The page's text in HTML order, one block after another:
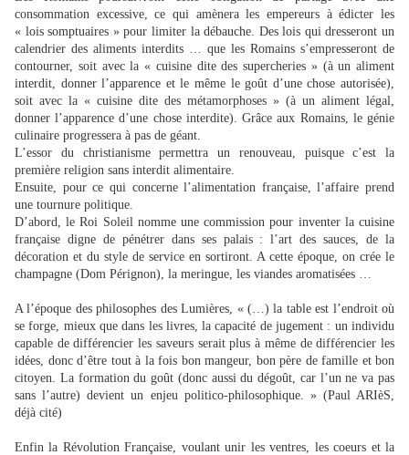
consommation excessive, ce qui amènera les empereurs à édicter les
« lois somptuaires » pour limiter la débauche. Des lois qui dresseront un
calendrier des aliments interdits … que les Romains s’empresseront de
contourner, soit avec la « cuisine dite des supercheries » (à un aliment
interdit, donner l’apparence et le même le goût d’une chose autorisée),
soit avec la « cuisine dite des métamorphoses » (à un aliment légal,
donner l’apparence d’une chose interdite). Grâce aux Romains, le génie
culinaire progressera à pas de géant.
L’essor du christianisme permettra un renouveau, puisque c’est la
première religion sans interdit alimentaire.
Ensuite, pour ce qui concerne l’alimentation française, l’affaire prend
une tournure politique.
D’abord, le Roi Soleil nomme une commission pour inventer la cuisine
française digne de pénétrer dans ses palais : l’art des sauces, de la
décoration et du style de service en sortiront. A cette époque, on crée le
champagne (Dom Pérignon), la meringue, les viandes aromatisées …
A l’époque des philosophes des Lumières, « (…) la table est l’endroit où
se forge, mieux que dans les livres, la capacité de jugement : un individu
capable de différencier les saveurs serait plus à même de différencier les
idées, donc d’être tout à la fois bon mangeur, bon père de famille et bon
citoyen. La formation du goût (donc aussi du dégoût, car l’un ne va pas
sans l’autre) devient un enjeu politico-philosophique. » (Paul ARIèS,
déjà cité)
Enfin la Révolution Française, voulant unir les ventres, les coeurs et la